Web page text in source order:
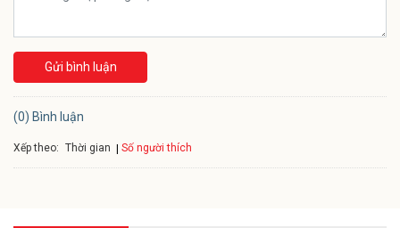
Gửi bình luận
(0) Bình luận
Xếp theo: Thời gian Số người thích